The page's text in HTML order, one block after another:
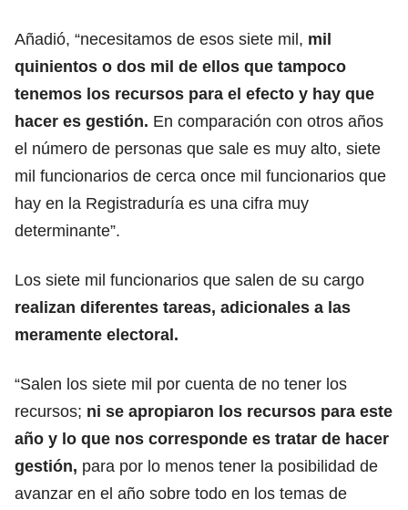
Añadió, “necesitamos de esos siete mil, mil
quinientos o dos mil de ellos que tampoco
tenemos los recursos para el efecto y hay que
hacer es gestión. En comparación con otros años
el número de personas que sale es muy alto, siete
mil funcionarios de cerca once mil funcionarios que
hay en la Registraduría es una cifra muy
determinante”.
Los siete mil funcionarios que salen de su cargo
realizan diferentes tareas, adicionales a las
meramente electoral.
“Salen los siete mil por cuenta de no tener los
recursos; ni se apropiaron los recursos para este
año y lo que nos corresponde es tratar de hacer
gestión, para por lo menos tener la posibilidad de
avanzar en el año sobre todo en los temas de